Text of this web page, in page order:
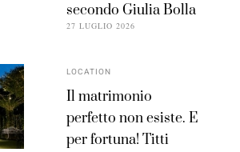
secondo Giulia Bolla
27 LUGLIO 2026
LOCATION
Il matrimonio
perfetto non esiste. E
per fortuna! Titti